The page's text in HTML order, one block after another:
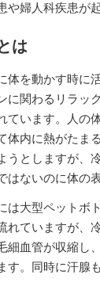
婦人科疾患が
は
を動かす時に
に関わるリラッ
ています。人の
体内に熱がたま
うとしますが、
はないのに体の
大型ペットボ
れていますが、
細血管が収縮し
す。同時に汗腺